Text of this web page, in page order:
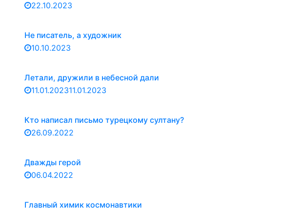
22.10.2023
Не писатель, а художник
10.10.2023
Летали, дружили в небесной дали
11.01.202311.01.2023
Кто написал письмо турецкому султану?
26.09.2022
Дважды герой
06.04.2022
Главный химик космонавтики